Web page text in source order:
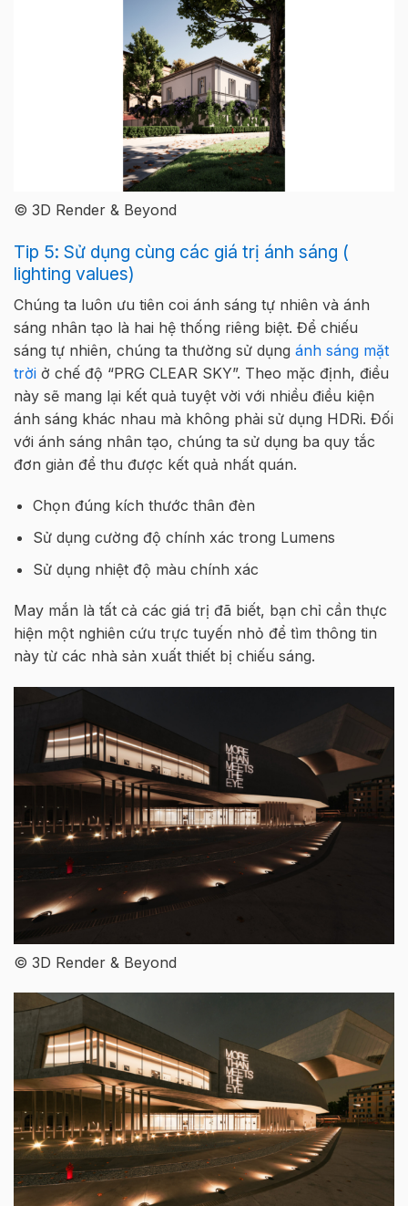
© 3D Render & Beyond
Tip 5: Sử dụng cùng các giá trị ánh sáng (
lighting values)
Chúng ta luôn ưu tiên coi ánh sáng tự nhiên và ánh
sáng nhân tạo là hai hệ thống riêng biệt. Để chiếu
sáng tự nhiên, chúng ta thường sử dụng ánh sáng mặt
trời ở chế độ “PRG CLEAR SKY”. Theo mặc định, điều
này sẽ mang lại kết quả tuyệt vời với nhiều điều kiện
ánh sáng khác nhau mà không phải sử dụng HDRi. Đối
với ánh sáng nhân tạo, chúng ta sử dụng ba quy tắc
đơn giản để thu được kết quả nhất quán.
Chọn đúng kích thước thân đèn
Sử dụng cường độ chính xác trong Lumens
Sử dụng nhiệt độ màu chính xác
May mắn là tất cả các giá trị đã biết, bạn chỉ cần thực
hiện một nghiên cứu trực tuyến nhỏ để tìm thông tin
này từ các nhà sản xuất thiết bị chiếu sáng.
© 3D Render & Beyond